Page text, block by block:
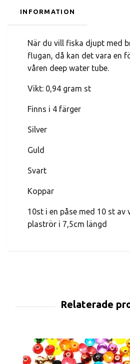
INFORMATION
När du vill fiska djupt med
flugan, då kan det vara en
våren deep water tube.
Vikt: 0,94 gram st
Finns i 4 färger
Silver
Guld
Svart
Koppar
10st i en påse med 10 st av
plaströr i 7,5cm längd